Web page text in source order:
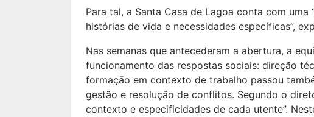
Para tal, a Santa Casa de Lagoa conta com
histórias de vida e necessidades específicas”,
Nas semanas que antecederam a abertura, a
funcionamento das respostas sociais: direção
formação em contexto de trabalho passou
gestão e resolução de conflitos. Segundo o
contexto e especificidades de cada utente”.